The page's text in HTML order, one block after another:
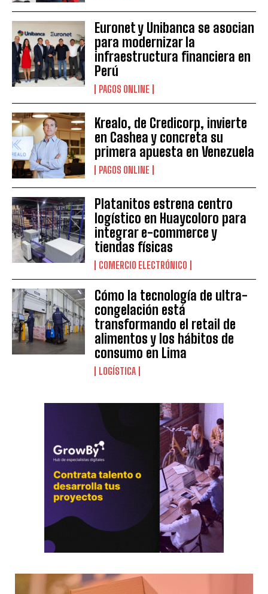
Euronet y Unibanca se asocian
para modernizar la
infraestructura financiera en
Perú
PAGOS ONLINE
Krealo, de Credicorp, invierte
en Cashea y concreta su
primera apuesta en Venezuela
PAGOS ONLINE
Platanitos estrena centro
logístico en Huaycoloro para
integrar e-commerce y
tiendas físicas
COMERCIO ELECTRÓNICO
Cómo la tecnología de ultra-
congelación está
transformando el retail de
alimentos y los hábitos de
consumo en Lima
LOGÍSTICA